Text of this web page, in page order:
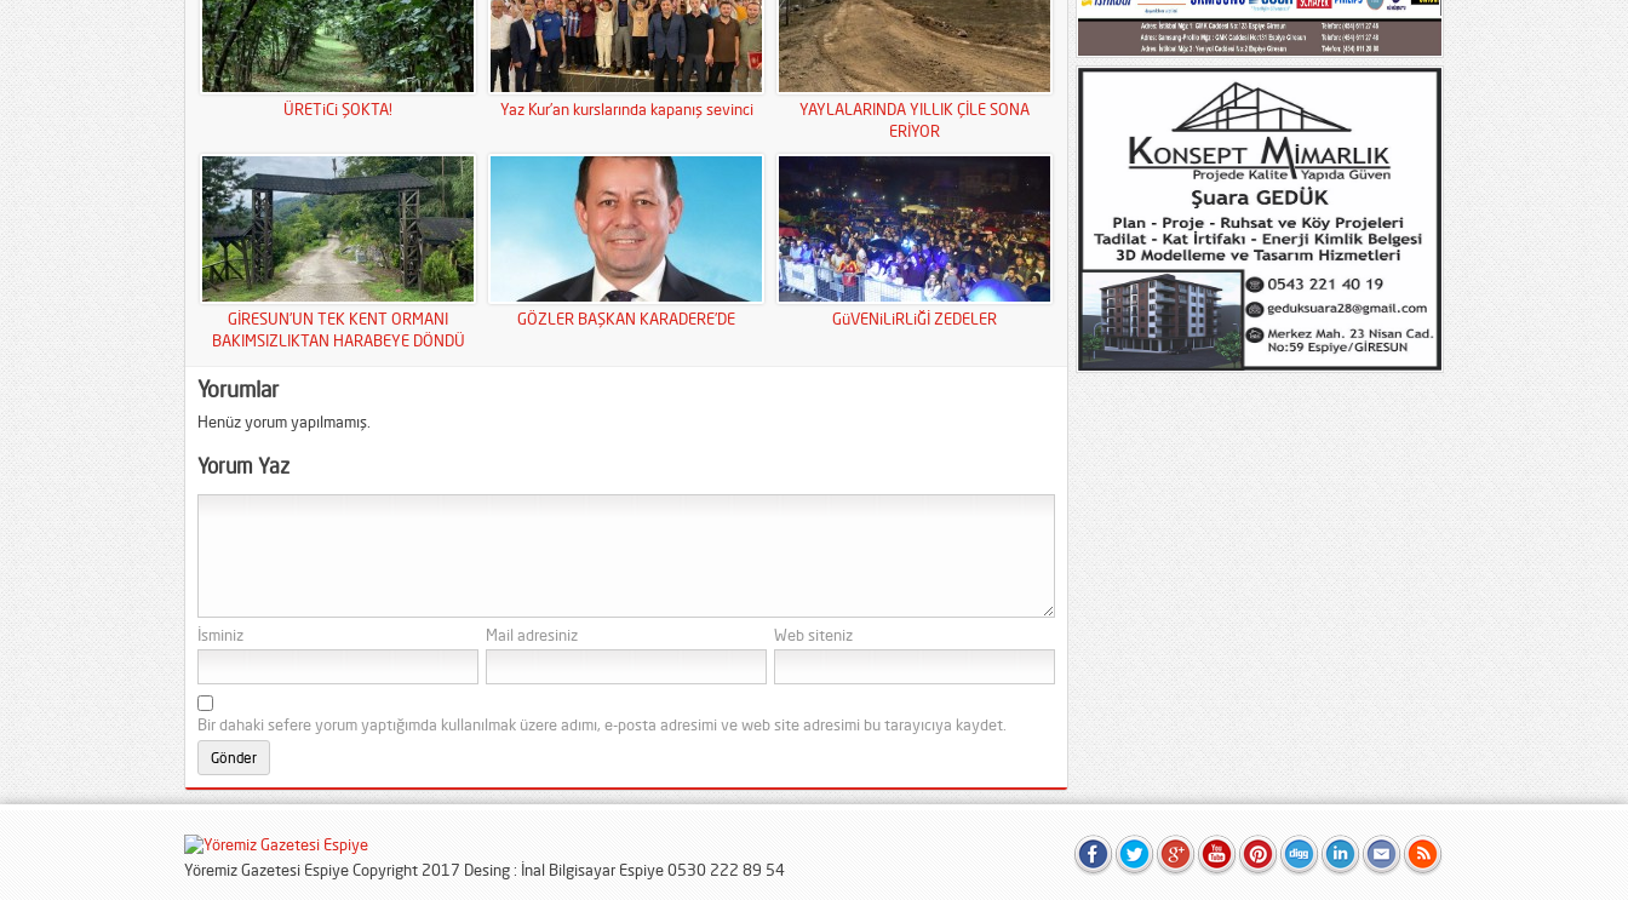
ÜRETiCi ŞOKTA! Yaz Kur’an kurslarında kapanış sevinci
YAYLALARINDA YILLIK ÇİLE SONA
ERİYOR
GİRESUN’UN TEK KENT ORMANI
BAKIMSIZLIKTAN HARABEYE DÖNDÜ
GÖZLER BAŞKAN KARADERE’DE GüVENiLiRLiĞİ ZEDELER
Yorumlar
Henüz yorum yapılmamış.
Yorum Yaz
İsminiz Mail adresiniz Web siteniz
Bir dahaki sefere yorum yaptığımda kullanılmak üzere adımı, e-posta adresimi ve web site adresimi bu tarayıcıya kaydet.
Yöremiz Gazetesi Espiye Copyright 2017 Desing : İnal Bilgisayar Espiye 0530 222 89 54